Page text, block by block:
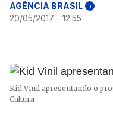
AGÊNCIA BRASIL i
20/05/2017 - 12:55
Kid Vinil apresentando o
Cultura